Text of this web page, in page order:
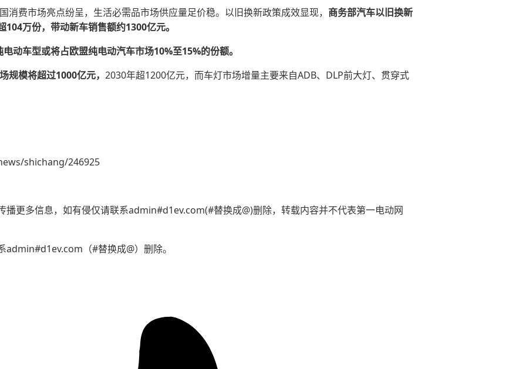
消费市场亮点纷呈，生活必需品市场供应量足价稳。以旧换新政策成效显现， 商务部汽车以旧换新
万份，带动新车销售额约1300亿元。
动车型或将占欧盟纯电动汽车市场10%至15%的份额。
规模将超过1000亿元， 2030年超1200亿元，而车灯市场增量主要来自ADB、DLP前大灯、贯穿式
shichang/246925
播更多信息，如有侵仅请联系admin#d1ev.com(#替换成@)删除，转载内容并不代表第一电动网
（#替换成@）删除。